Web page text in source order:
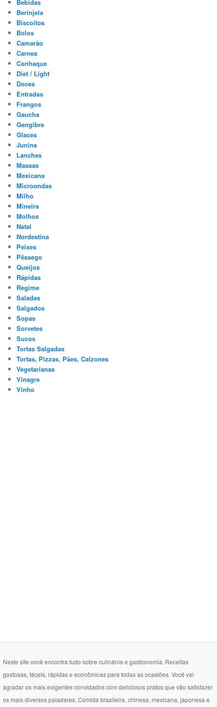
Bebidas
Berinjela
Biscoitos
Bolos
Camarão
Carnes
Conhaque
Diet / Light
Doces
Entradas
Frangos
Gaucha
Gengibre
Glaces
Junina
Lanches
Massas
Mexicana
Microondas
Milho
Mineira
Molhos
Natal
Nordestina
Peixes
Pêssego
Queijos
Rápidas
Regime
Saladas
Salgados
Sopas
Sorvetes
Sucos
Tortas Salgadas
Tortas, Pizzas, Pães, Calzones
Vegetarianas
Vinagre
Vinho
Neste site você encontra tudo sobre culinánia e gastronomia. Receitas
gostosas, fáceis, rápidas e econômicas para todas as ocasiões. Você vai
agradar os mais exigentes convidados com deliciosos pratos que vão satisfazer
os mais diversos paladares. Comida brasileira, chinesa, mexicana, japonesa e